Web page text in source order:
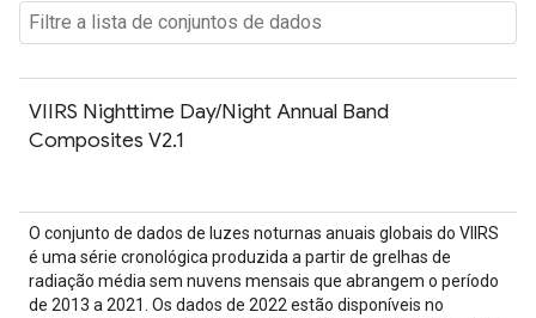
VIIRS Nighttime Day/Night Annual Band
Composites V2.1
O conjunto de dados de luzes noturnas anuais globais do VIIRS
é uma série cronológica produzida a partir de grelhas de
radiação média sem nuvens mensais que abrangem o período
de 2013 a 2021. Os dados de 2022 estão disponíveis no